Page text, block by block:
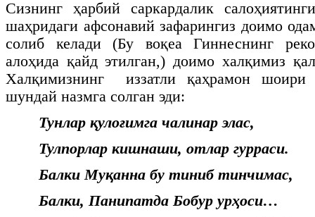
Сизнинг ҳарбий саркардалик
шаҳридаги афсонавий зафарингиз доимо
солиб келади (Бу воқеа Гиннеснинг
алоҳида қайд этилган,) доимо халқимиз
Халқимизнинг иззатли қаҳрамон
шундай назмга солган эди:
Тунлар қулоғимга чалинар элас,
Тулпорлар кишнаши, отлар гурраси.
Балки Муқанна бу тиниб тинчимас,
Балки, Панипатда Бобур урҳоси…